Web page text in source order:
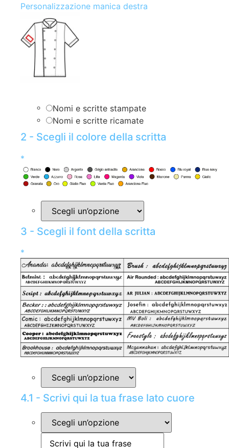
Personalizzazione manica destra
Nomi e scritte stampate
Nomi e scritte ricamate
2 - Scegli il colore della scritta
*
3 - Scegli il font della scritta
*
4.1 - Scrivi qui la tua frase lato cuore